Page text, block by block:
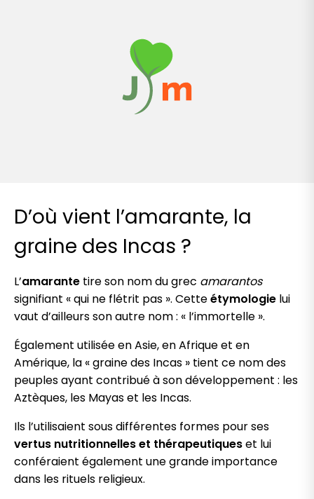
D’où vient l’amarante, la
graine des Incas ?
L’amarante tire son nom du grec amarantos
signifiant « qui ne flétrit pas ». Cetteétymologie lui
vaut d’ailleurs son autre nom : « l’immortelle ».
Également utilisée en Asie, en Afrique et en
Amérique, la « graine des Incas » tient ce nom des
peuples ayant contribué à son développement : les
Aztèques, les Mayas et les Incas.
Ils l’utilisaient sous différentes formes pour ses
vertus nutritionnelles et thérapeutiqueset lui
conféraient également une grande importance
dans les rituels religieux.